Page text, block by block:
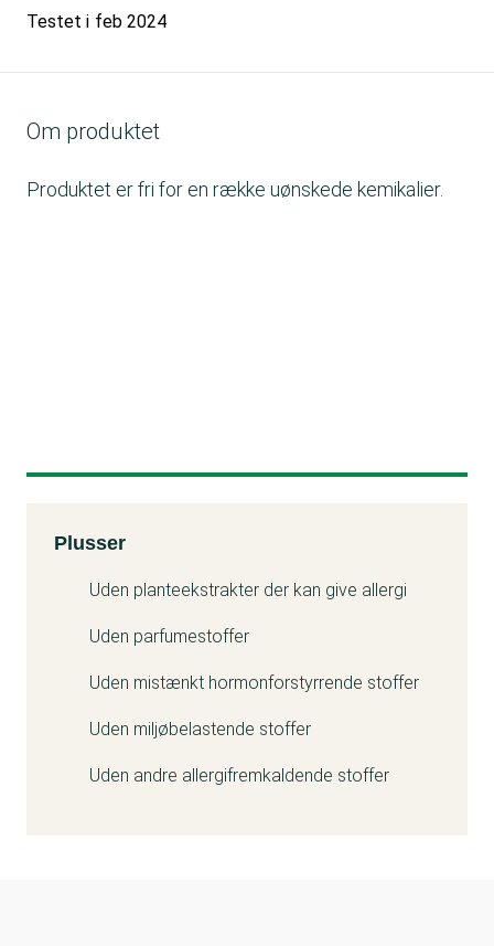
Testet i feb 2024
Om produktet
Produktet er fri for en række uønskede kemikalier.
Kemitest
Plusser
Uden planteekstrakter der kan give allergi
Uden parfumestoffer
Uden mistænkt hormonforstyrrende stoffer
Uden miljøbelastende stoffer
Uden andre allergifremkaldende stoffer